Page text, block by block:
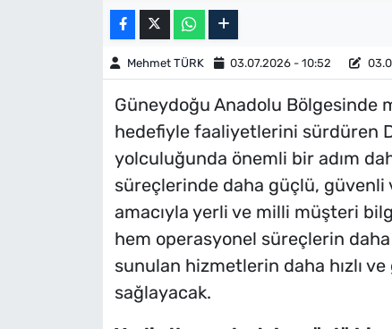
Mehmet TÜRK 03.07.2026 - 10:52
Güneydoğu Anadolu Bölgesinde
hedefiyle faaliyetlerini sürdüren
yolculuğunda önemli bir adım
süreçlerinde daha güçlü,
amacıyla yerli ve milli müşteri
hem operasyonel süreçlerin
sunulan hizmetlerin daha hızlı
sağlayacak.